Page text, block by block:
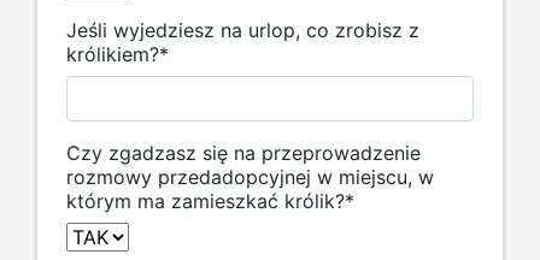
Jeśli wyjedziesz na urlop, co zrobisz z
królikiem?*
Czy zgadzasz się na przeprowadzenie
rozmowy przedadopcyjnej w miejscu, w
którym ma zamieszkać królik?*